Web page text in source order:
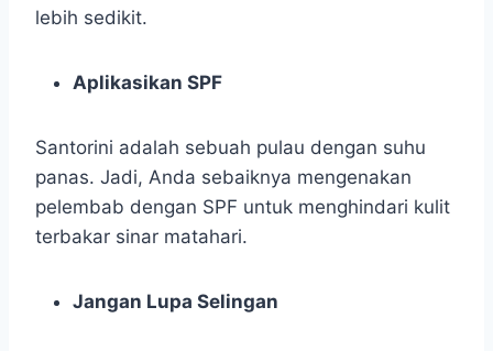
lebih sedikit.
Aplikasikan SPF
Santorini adalah sebuah pulau dengan suhu
panas. Jadi, Anda sebaiknya mengenakan
pelembab dengan SPF untuk menghindari kulit
terbakar sinar matahari.
Jangan Lupa Selingan